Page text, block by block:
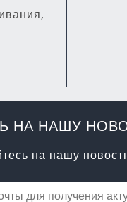
НА НАШУ
на нашу